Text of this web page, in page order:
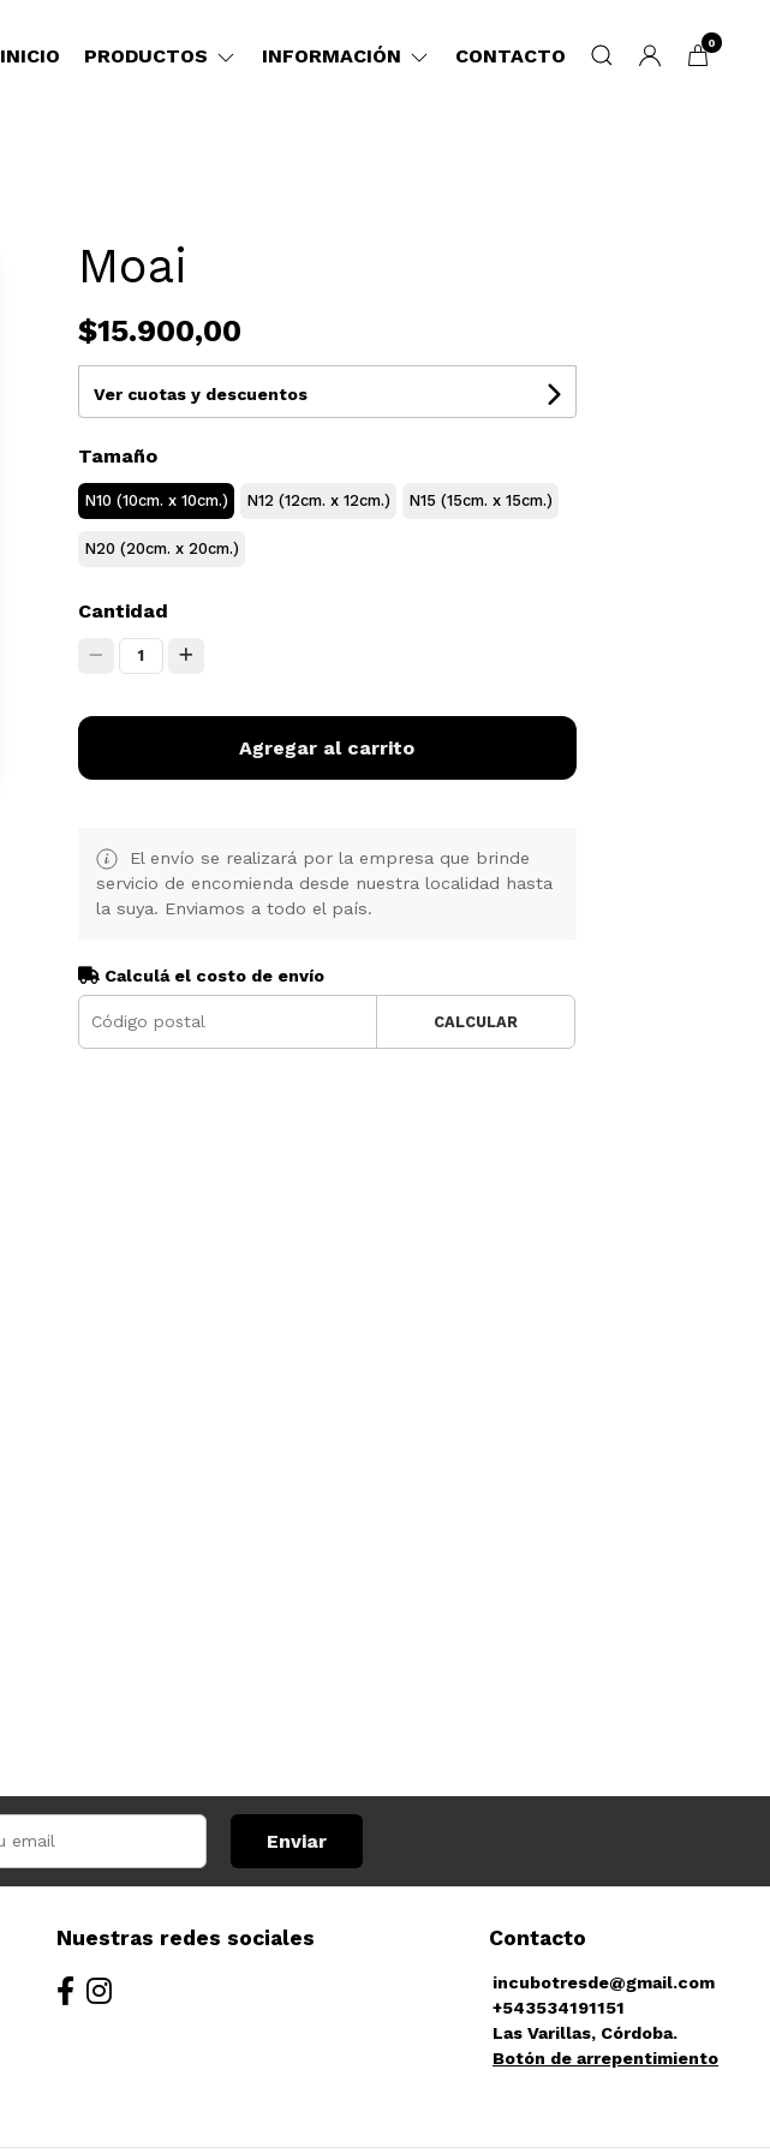
INICIO PRODUCTOS INFORMACIÓN CONTACTO
0
Moai
$15.900,00
Ver cuotas y descuentos
Tamaño
N10 (10cm. x 10cm.) N12 (12cm. x 12cm.) N15 (15cm. x 15cm.)
N20 (20cm. x 20cm.)
Cantidad
1
Agregar al carrito
El envío se realizará por la empresa que brinde
servicio de encomienda desde nuestra localidad hasta
la suya. Enviamos a todo el país.
Calculá el costo de envío
CALCULAR
Enviar
Nuestras redes sociales Contacto
incubotresde@gmail.com
+543534191151
Las Varillas, Córdoba.
Botón de arrepentimiento